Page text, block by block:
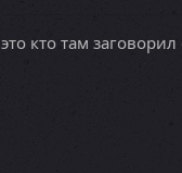
это кто там